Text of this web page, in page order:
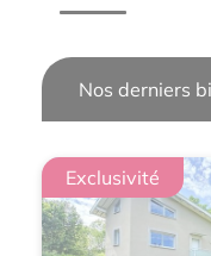
Nos derniers
Exclusivité